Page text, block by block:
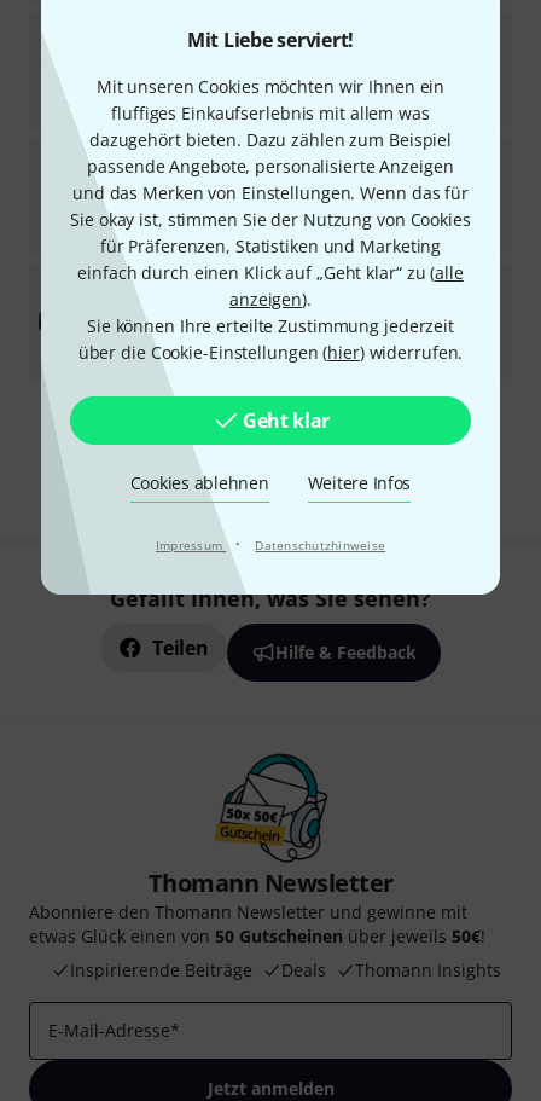
Mit Liebe serviert!
Mit unseren Cookies möchten wir Ihnen ein
fluffiges Einkaufserlebnis mit allem was
dazugehört bieten. Dazu zählen zum Beispiel
passende Angebote, personalisierte Anzeigen
und das Merken von Einstellungen. Wenn das für
Sie okay ist, stimmen Sie der Nutzung von Cookies
für Präferenzen, Statistiken und Marketing
einfach durch einen Klick auf „Geht klar“ zu (alle
anzeigen).
Sie können Ihre erteilte Zustimmung jederzeit
über die Cookie-Einstellungen (hier) widerrufen.
Geht klar
Cookies ablehnen Weitere Infos
Impressum · Datenschutzhinweise
Blackmagic Design Cloud Store Mini 8TB
Sofort lieferbar
4.249€
Thomann SD Card 16 GB Class 10
190
Sofort lieferbar
11€
Blackmagic DesignCloud Store Mini 16TB
Auf Anfrage
7.299€
Kostenloser Versand ab 29 €
Gefällt Ihnen, was Sie sehen?
Teilen Hilfe & Feedback
Thomann Newsletter
Abonniere den Thomann Newsletter und gewinne mit
etwas Glück einen von 50 Gutscheinen über jeweils 50€!
Inspirierende Beiträge
Deals Thomann Insights
E-Mail-Adresse*
Jetzt anmelden